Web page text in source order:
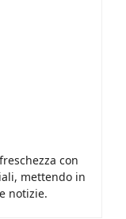
con
mettendo in
notizie.